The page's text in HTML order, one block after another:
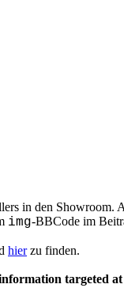
in den Showroom.
img-BBCode im
hierzu finden.
targeted at